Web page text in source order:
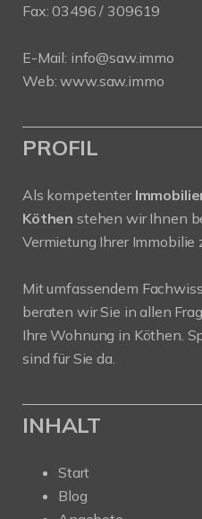
Fax: 03496 / 309619
E-Mail: info@saw.immo
Web:www.saw.immo
PROFIL
Als kompetenter
Köthen stehen wir Ihnen
Vermietung Ihrer Immobilie
Mit umfassendem
beraten wir Sie in allen
Ihre Wohnung in Köthen.
sind für Sie da.
INHALT
Start
Blog